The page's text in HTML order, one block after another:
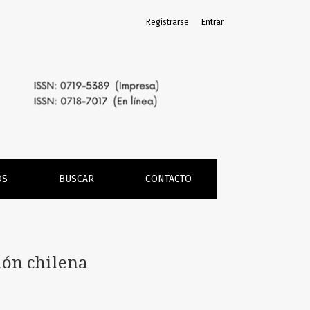
BUSCAR CONTACTO
Registrarse Entrar
chilena